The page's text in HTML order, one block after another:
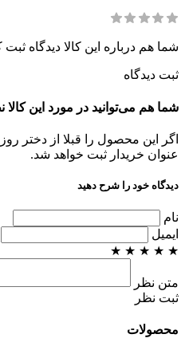
شما هم درباره این کالا دیدگاه ثبت
ثبت دیدگاه
شما هم می‌توانید در مورد این کالا
اگر این محصول را قبلا از دختر
عنوان خریدار ثبت خواهد شد.
دیدگاه خود را شرح دهید
نام
ایمیل
★
★
★
★
★
متن نظر
ثبت نظر
محصولات